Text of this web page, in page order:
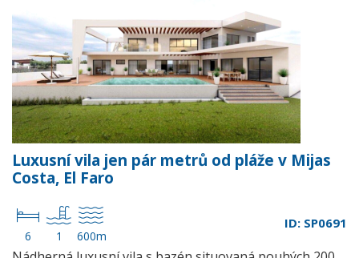
Luxusní vila jen pár metrů od pláže v Mijas
Costa, El Faro
6 1 600m
ID: SP0691